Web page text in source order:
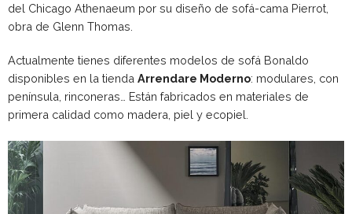
del Chicago Athenaeum por su diseño de sofá-cama Pierrot,
obra de Glenn Thomas.
Actualmente tienes diferentes modelos de sofá Bonaldo
disponibles en la tienda Arrendare Moderno: modulares, con
península, rinconeras… Están fabricados en materiales de
primera calidad como madera, piel y ecopiel.